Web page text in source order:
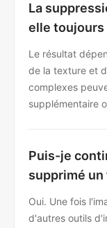
La
elle toujours
Le résultat
de la texture et
complexes
supplémentaire
Puis-je
supprimé
Oui. Une fois
d'autres outils